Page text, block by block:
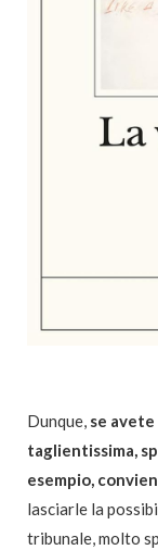
Dunque, se avete
taglientissima,
esempio,
lasciarle la
tribunale, molto